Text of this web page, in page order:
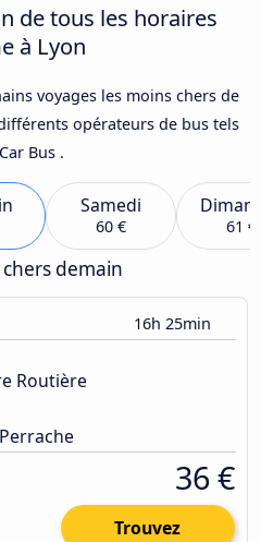
de tous les horaires
à Lyon
voyages les moins chers de
opérateurs de bus tels
Bus .
Samedi
60 € 61 €
demain
16h 25min
Routière
36 €
Trouvez